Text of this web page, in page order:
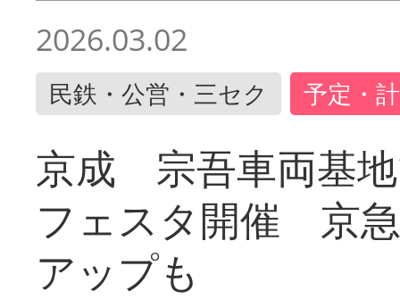
2026.03.02
民鉄・公営・三セク 予定・
京成 宗吾車両基
フェスタ開催 京
アップも